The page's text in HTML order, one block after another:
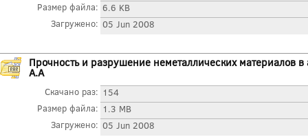
Размер файла: 6.6 KB
Загружено: 05 Jun 2008
Прочность и разрушение неметаллических материалов
А.А
Скачано раз: 154
Размер файла: 1.3 MB
Загружено: 05 Jun 2008